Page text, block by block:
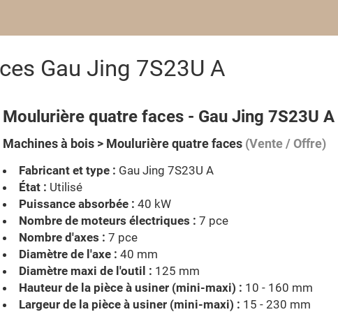
Gau Jing 7S23U A
Moulurière quatre faces - Gau Jing 7S23U A
Machines à bois > Moulurière quatre faces (Vente / Offre)
Fabricant et type : Gau Jing 7S23U A
État : Utilisé
Puissance absorbée : 40 kW
Nombre de moteurs électriques : 7 pce
Nombre d'axes : 7 pce
Diamètre de l'axe : 40 mm
Diamètre maxi de l'outil : 125 mm
Hauteur de la pièce à usiner (mini-maxi) : 10 - 160 mm
Largeur de la pièce à usiner (mini-maxi) : 15 - 230 mm